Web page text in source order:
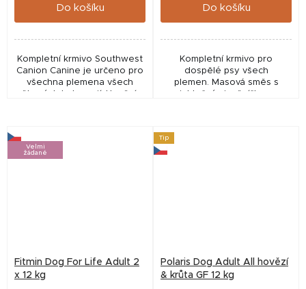
Do košíku
Kompletní krmivo Southwest
Canion Canine je určeno pro
všechna plemena všech
Do košíku
Kompletní krmivo pro
dospělé psy všech
plemen. Masová směs s
Velmi
žádané
Fitmin Dog For Life Adult 2
x 12 kg
Tip
Polaris Dog Adult All hovězí
& krůta GF 12 kg